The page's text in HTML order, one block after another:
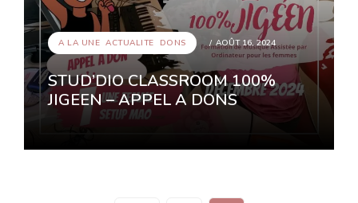
A LA UNE,ACTUALITE SEP 23, 2024
Prix Prince Claus 2024
A LA UNE ACTUALITE DONS AOÛT 16, 2024
STUD’DIO CLASSROOM 100%
JIGEEN – APPEL A DONS